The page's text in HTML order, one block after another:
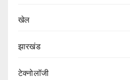
खेल
झारखंड
टेक्नोलॉजी